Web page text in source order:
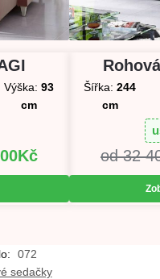
Výška: 93
cm
Kč
Šířka: 244
cm
32
072
sedačky